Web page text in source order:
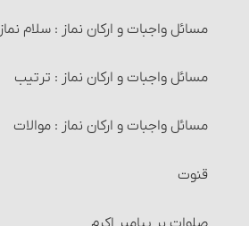
آداب پیش از وضو
کیفیت وضو و ترتیب آن
وضوی ارتماسی
شرایط وضو
1و2- آب وضو باید پاک و مطلق باشد
مسائل واجبات و ارکان نماز : سلام نماز
مسائل واجبات و ارکان نماز : ترتیب
مسائل واجبات و ارکان نماز : موالات
قنوت